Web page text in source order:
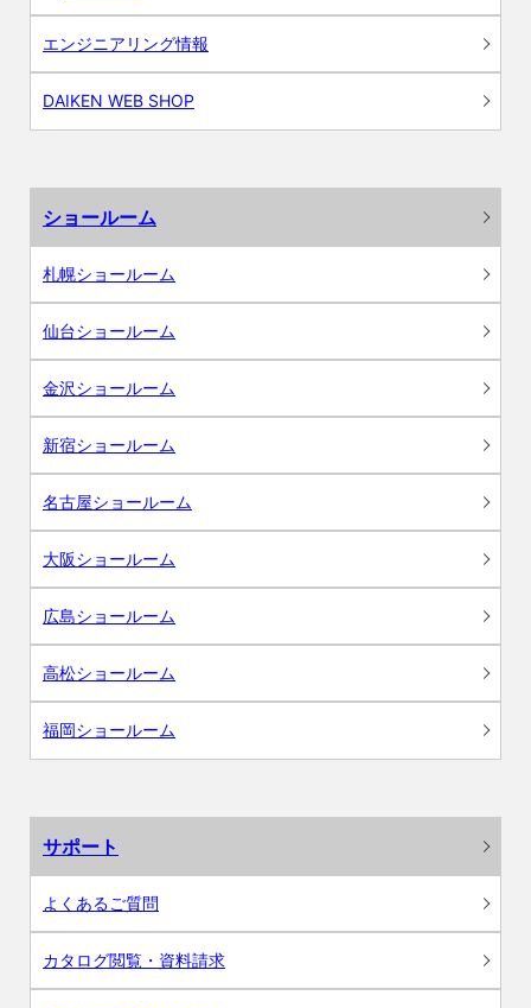
エンジニアリング情報
DAIKEN WEB SHOP
ショールーム
札幌ショールーム
仙台ショールーム
金沢ショールーム
新宿ショールーム
名古屋ショールーム
大阪ショールーム
広島ショールーム
高松ショールーム
福岡ショールーム
サポート
よくあるご質問
カタログ閲覧・資料請求